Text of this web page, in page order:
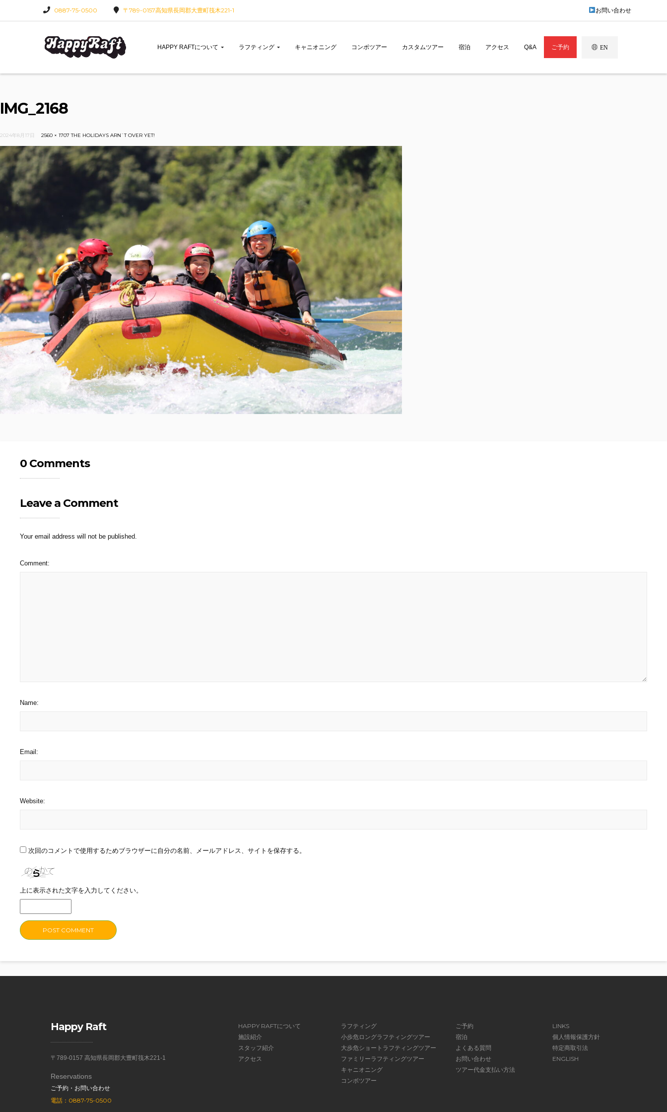
0887-75-0500 〒789-0157高知県長岡郡大豊町筏木221-1 お問い合わせ
HAPPY RAFTについて ラフティング キャニオニング コンボツアー カスタムツアー 宿泊 アクセス Q&A ご予約 EN
IMG_2168
2024年8月17日 2560 × 1707 THE HOLIDAYS ARN`T OVER YET!
0 Comments
Leave a Comment
Your email address will not be published.
Comment:
Name:
Email:
Website:
次回のコメントで使用するためブラウザーに自分の名前、メールアドレス、サイトを保存する。
上に表示された文字を入力してください。
Happy Raft
〒789-0157 高知県長岡郡大豊町筏木221-1
Reservations
ご予約・お問い合わせ
電話：0887-75-0500
HAPPY RAFTについて
施設紹介
スタッフ紹介
アクセス
ラフティング
小歩危ロングラフティングツアー
大歩危ショートラフティングツアー
ファミリーラフティングツアー
キャニオニング
コンボツアー
ご予約
宿泊
よくある質問
お問い合わせ
ツアー代金支払い方法
LINKS
個人情報保護方針
特定商取引法
ENGLISH